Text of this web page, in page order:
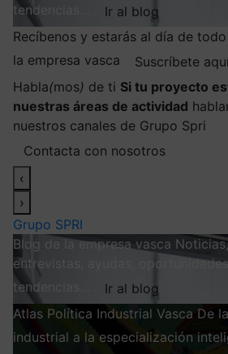
tendencias…
Ir al blog
Recíbenos y estarás al día de
la empresa vasca
Suscríbete
Habla(mos) de ti Si tu proyecto
nuestras áreas de actividad
nuestros canales de Grupo Spri
Contacta con nosotros
‹
›
Grupo SPRI
Blog de la empresa vasca
entrevistas, ayudas,
tendencias…
Ir al blog
Atlas Política Industrial Vasca De
industrial a la especialización